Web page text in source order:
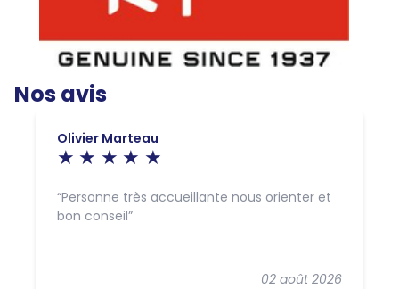
Nos avis
Olivier Marteau
02 août 2026
Personne très accueillante nous orienter et
bon conseil